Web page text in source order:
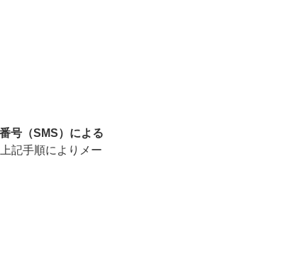
号（SMS）による
記手順によりメー